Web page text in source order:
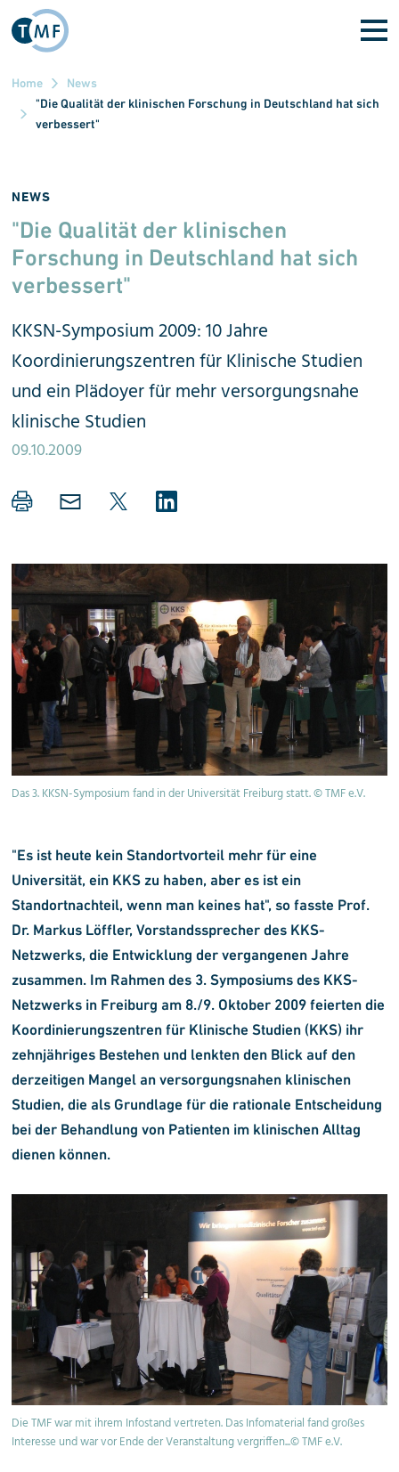
Direkt zum Inhalt
Home
News
"Die Qualität der klinischen Forschung in Deutschland hat sich
verbessert"
NEWS
"Die Qualität der klinischen
Forschung in Deutsch­land hat sich
verbessert"
KKSN-Symposium 2009: 10 Jahre
Koordinierungs­zentren für Klinische Studien
und ein Plädoyer für mehr ver­sorgungs­nahe
klinische Studien
09.10.2009
Das 3. KKSN-Symposium fand in der Universität Freiburg statt. © TMF e.V.
"Es ist heute kein Standortvorteil mehr für eine
Universität, ein KKS zu haben, aber es ist ein
Standortnachteil, wenn man keines hat", so fasste Prof.
Dr. Markus Löffler, Vorstandssprecher des KKS-
Netzwerks, die Entwicklung der vergangenen Jahre
zusammen. Im Rahmen des 3. Symposiums des KKS-
Netzwerks in Freiburg am 8./9. Oktober 2009 feierten die
Koordinierungszentren für Klinische Studien (KKS) ihr
zehnjähriges Bestehen und lenkten den Blick auf den
derzeitigen Mangel an versorgungsnahen klinischen
Studien, die als Grundlage für die rationale Entscheidung
bei der Behandlung von Patienten im klinischen Alltag
dienen können.
Die TMF war mit ihrem Infostand vertreten. Das Infomaterial fand großes
Interesse und war vor Ende der Veranstaltung vergriffen...© TMF e.V.